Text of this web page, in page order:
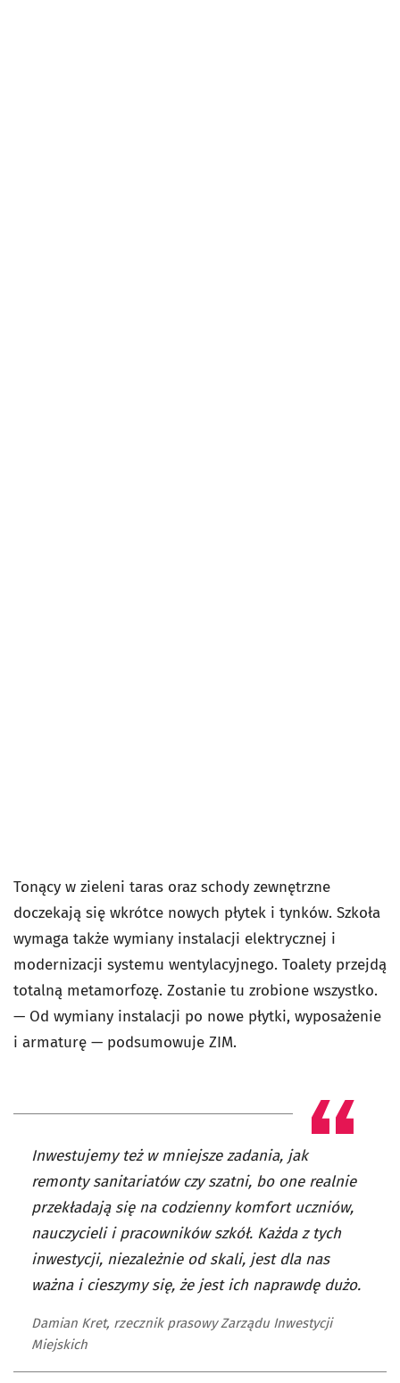
Tonący w zieleni taras oraz schody zewnętrzne
doczekają się wkrótce nowych płytek i tynków. Szkoła
wymaga także wymiany instalacji elektrycznej i
modernizacji systemu wentylacyjnego. Toalety przejdą
totalną metamorfozę. Zostanie tu zrobione wszystko.
— Od wymiany instalacji po nowe płytki, wyposażenie
i armaturę — podsumowuje ZIM.
Inwestujemy też w mniejsze zadania, jak
remonty sanitariatów czy szatni, bo one realnie
przekładają się na codzienny komfort uczniów,
nauczycieli i pracowników szkół. Każda z tych
inwestycji, niezależnie od skali, jest dla nas
ważna i cieszymy się, że jest ich naprawdę dużo.
Damian Kret, rzecznik prasowy Zarządu Inwestycji
Miejskich